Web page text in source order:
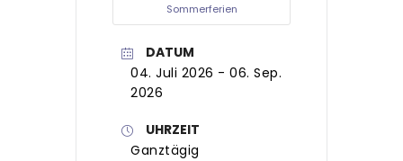
Sommerferien
DATUM
04. Juli 2026 - 06. Sep.
2026
UHRZEIT
Ganztägig